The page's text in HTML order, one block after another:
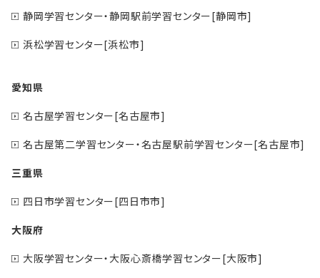
静岡学習センター・静岡駅前学習センター[静岡市]
浜松学習センター[浜松市]
愛知県
名古屋学習センター[名古屋市]
名古屋第二学習センター・名古屋駅前学習センター[名古屋市]
三重県
四日市学習センター[四日市市]
大阪府
大阪学習センター・大阪心斎橋学習センター[大阪市]